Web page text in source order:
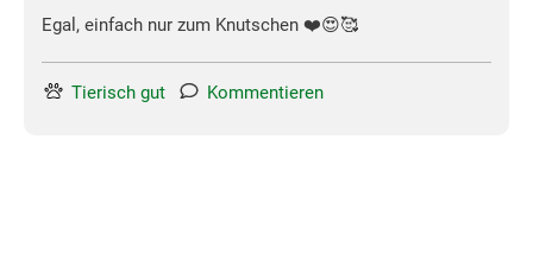
Egal, einfach nur zum Knutschen ❤️😍🥰
Tierisch gut Kommentieren